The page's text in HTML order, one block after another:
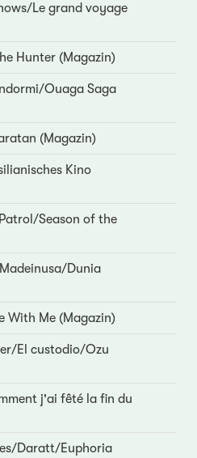
Le grand voyage
Hunter (Magazin)
Ouaga Saga
(Magazin)
Kino
Season of the
Dunia
With Me (Magazin)
El custodio/Ozu
j'ai fêté la fin du
Daratt/Euphoria